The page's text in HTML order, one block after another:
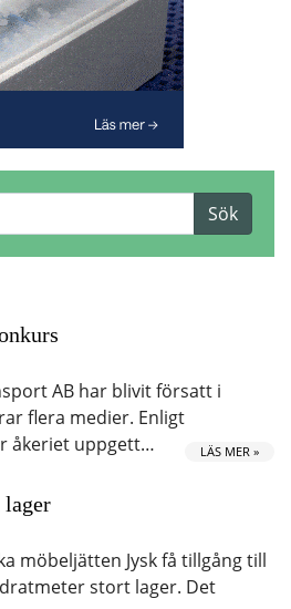
AB har blivit försatt i
flera medier. Enligt
åkeriet uppgett…
LÄS MER »
lager
möbeljätten Jysk få tillgång till
stort lager. Det